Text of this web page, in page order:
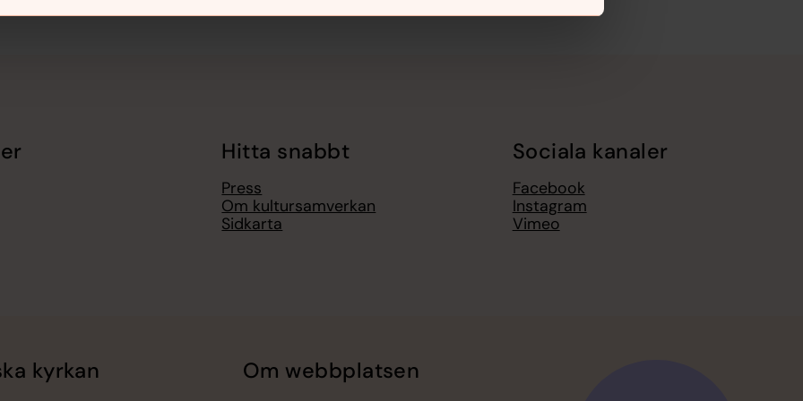
Hitta snabbt
Press
Om kultursamverkan
Sidkarta
Sociala kanaler
Facebook
Instagram
Vimeo
kyrkan Om webbplatsen